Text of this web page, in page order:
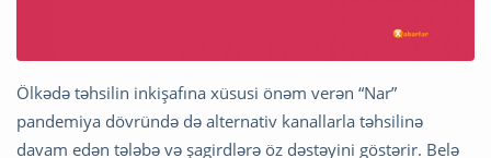
Ölkədə təhsilin inkişafına xüsusi önəm verən “Nar”
pandemiya dövründə də alternativ kanallarla təhsilinə
davam edən tələbə və şagirdlərə öz dəstəyini göstərir. Belə